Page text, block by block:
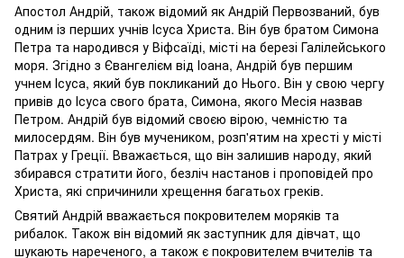
Апостол Андрій, також відомий як Андрій Первозваний, був
одним із перших учнів Ісуса Христа. Він був братом Симона
Петра та народився у Віфсаїді, місті на березі Галілейського
моря. Згідно з Євангелієм від Іоана, Андрій був першим
учнем Ісуса, який був покликаний до Нього. Він у свою чергу
привів до Ісуса свого брата, Симона, якого Месія назвав
Петром. Андрій був відомий своєю вірою, чемністю та
милосердям. Він був мучеником, розп'ятим на хресті у місті
Патрах у Греції. Вважається, що він залишив народу, який
збирався стратити його, безліч настанов і проповідей про
Христа, які спричинили хрещення багатьох греків.
Святий Андрій вважається покровителем моряків та
рибалок. Також він відомий як заступник для дівчат, що
шукають нареченого, а також є покровителем вчителів та